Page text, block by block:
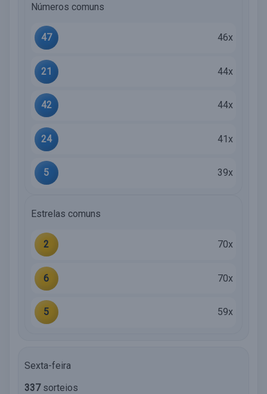
Números comuns
47 46x
21 44x
42 44x
24 41x
5 39x
Estrelas comuns
2 70x
6 70x
5 59x
Sexta-feira
337sorteios